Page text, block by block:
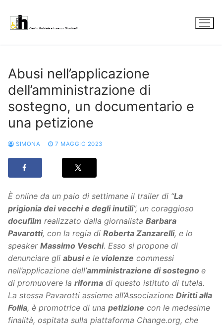
contenuto
Abusi nell’applicazione
dell’amministrazione di
sostegno, un documentario e
una petizione
SIMONA 7 MAGGIO 2023
È online da un paio di settimane il trailer di “La
prigionia dei vecchi e degli inutili”, un coraggioso
docufilm realizzato dalla giornalista Barbara
Pavarotti, con la regia di Roberta Zanzarelli, e lo
speaker Massimo Veschi. Esso si propone di
denunciare gli abusie le violenze commessi
nell’applicazione dell’amministrazione di sostegno e
di promuovere la riforma di questo istituto di tutela.
La stessa Pavarotti assieme all’Associazione Diritti alla
Follia, è promotrice di una petizione con le medesime
finalità, ospitata sulla piattaforma Change.org, che